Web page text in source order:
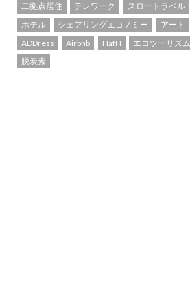
二拠点居住
テレワーク スロートラベル
ホテル
シェアリングエコノミー アート
ADDress
Airbnb HafH エコツーリズム
脱炭素